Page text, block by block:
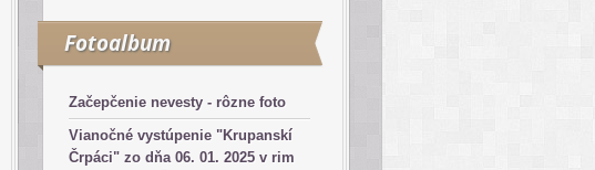
Fotoalbum
Začepčenie nevesty - rôzne foto
Vianočné vystúpenie "Krupanskí
Črpáci" zo dňa 06. 01. 2025 v rim